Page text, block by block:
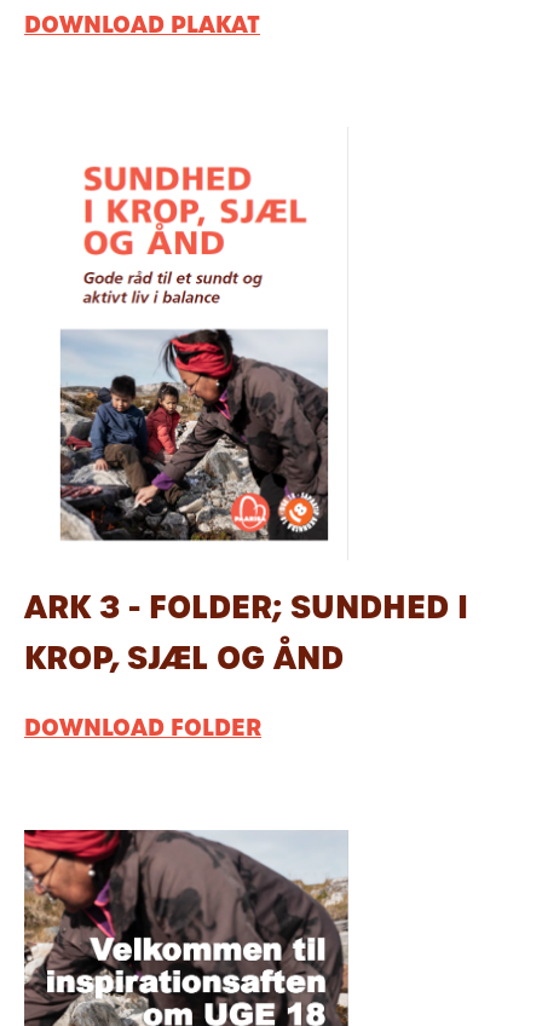
DOWNLOAD PLAKAT
ARK 3 - FOLDER; SUNDHED I
KROP, SJÆL OG ÅND
DOWNLOAD FOLDER